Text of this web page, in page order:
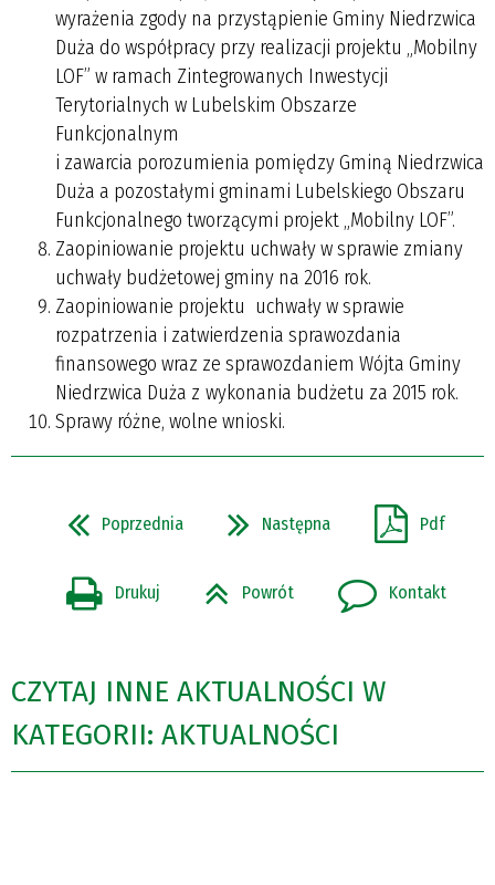
wyrażenia zgody na przystąpienie Gminy Niedrzwica
Duża do współpracy przy realizacji projektu „Mobilny
LOF” w ramach Zintegrowanych Inwestycji
Terytorialnych w Lubelskim Obszarze
Funkcjonalnym
i zawarcia porozumienia pomiędzy Gminą Niedrzwica
Duża a pozostałymi gminami Lubelskiego Obszaru
Funkcjonalnego tworzącymi projekt „Mobilny LOF”.
Zaopiniowanie projektu uchwały w sprawie zmiany
uchwały budżetowej gminy na 2016 rok.
Zaopiniowanie projektu uchwały w sprawie
rozpatrzenia i zatwierdzenia sprawozdania
finansowego wraz ze sprawozdaniem Wójta Gminy
Niedrzwica Duża z wykonania budżetu za 2015 rok.
Sprawy różne, wolne wnioski.
Poprzednia Następna Pdf
Drukuj Powrót Kontakt
CZYTAJ INNE AKTUALNOŚCI W
KATEGORII: AKTUALNOŚCI